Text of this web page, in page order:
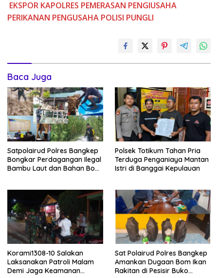
EKSPOR KAPOLRES PEMERASAN PENGIUSAHA
PERIKANAN PENGUSAHA POLISI PUNGLI
Baca Juga
Satpolairud Polres Bangkep
Bongkar Perdagangan Ilegal
Bambu Laut dan Bahan Bom
Polsek Totikum Tahan Pria
Terduga Penganiaya Mantan
Istri di Banggai Kepulauan
Korami1308-10 Salakan
Laksanakan Patroli Malam
Demi Jaga Keamanan
Sat Polairud Polres Bangkep
Amankan Dugaan Bom Ikan
Rakitan di Pesisir Buko